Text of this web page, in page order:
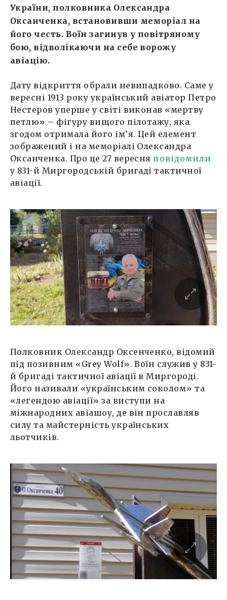
України, полковника Олександра
Оксанченка, встановивши меморіал на
його честь. Воїн загинув у повітряному
бою, відволікаючи на себе ворожу
авіацію.
Дату відкриття обрали невипадково. Саме у
вересні 1913 року український авіатор Петро
Нестеров уперше у світі виконав «мертву
петлю» – фігуру вищого пілотажу, яка
згодом отримала його ім’я. Цей елемент
зображений і на меморіалі Олександра
Оксанченка. Про це 27 вересняповідомили
у 831-й Миргородській бригаді тактичної
авіації.
Полковник Олександр Оксенченко, відомий
під позивним «Grey Wolf». Воїн служив у 831-
й бригаді тактичної авіації в Миргороді.
Його називали «українським соколом» та
«легендою авіації» за виступи на
міжнародних авіашоу, де він прославляв
силу та майстерність українських
льотчиків.